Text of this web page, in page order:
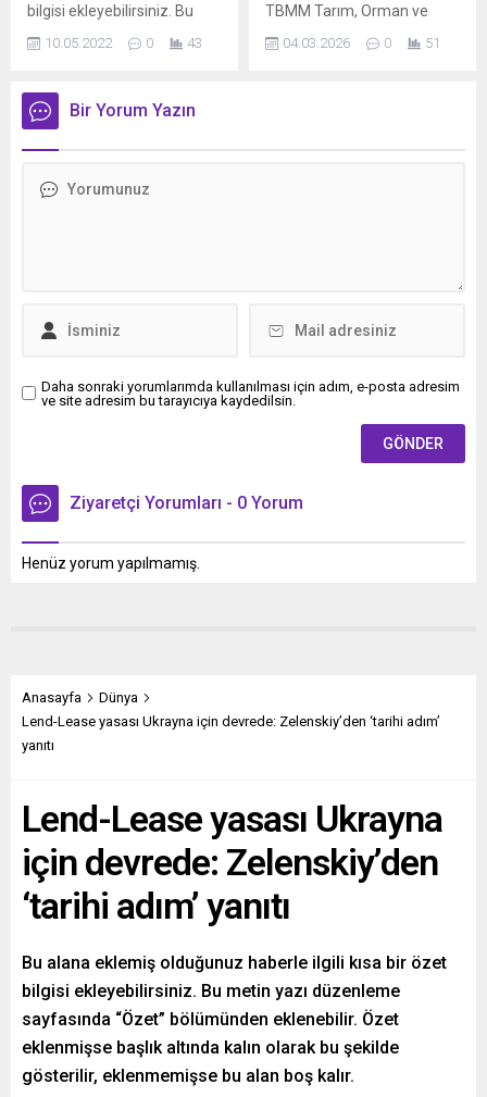
bilgisi ekleyebilirsiniz. Bu
sayfasında "Özet"
Özet eklenmişse başlık
altında kalın olarak bu
kalır.
10.05.2022 0 43
TBMM Tarım, Orman ve
Ayhan Barut, Türkiye’nin
04.03.2026 0 51
Bir Yorum Yazın
Daha sonraki yorumlarımda kullanılması için adım, e-posta adresim
ve site adresim bu tarayıcıya kaydedilsin.
Ziyaretçi Yorumları - 0 Yorum
Henüz yorum yapılmamış.
Anasayfa
Dünya
Lend-Lease yasası Ukrayna için devrede: Zelenskiy’den ‘tarihi adım’
yanıtı
Lend-Lease yasası Ukrayna
için devrede: Zelenskiy’den
‘tarihi adım’ yanıtı
Bu alana eklemiş olduğunuz haberle ilgili kısa bir özet
bilgisi ekleyebilirsiniz. Bu metin yazı düzenleme
sayfasında “Özet” bölümünden eklenebilir. Özet
eklenmişse başlık altında kalın olarak bu şekilde
gösterilir, eklenmemişse bu alan boş kalır.